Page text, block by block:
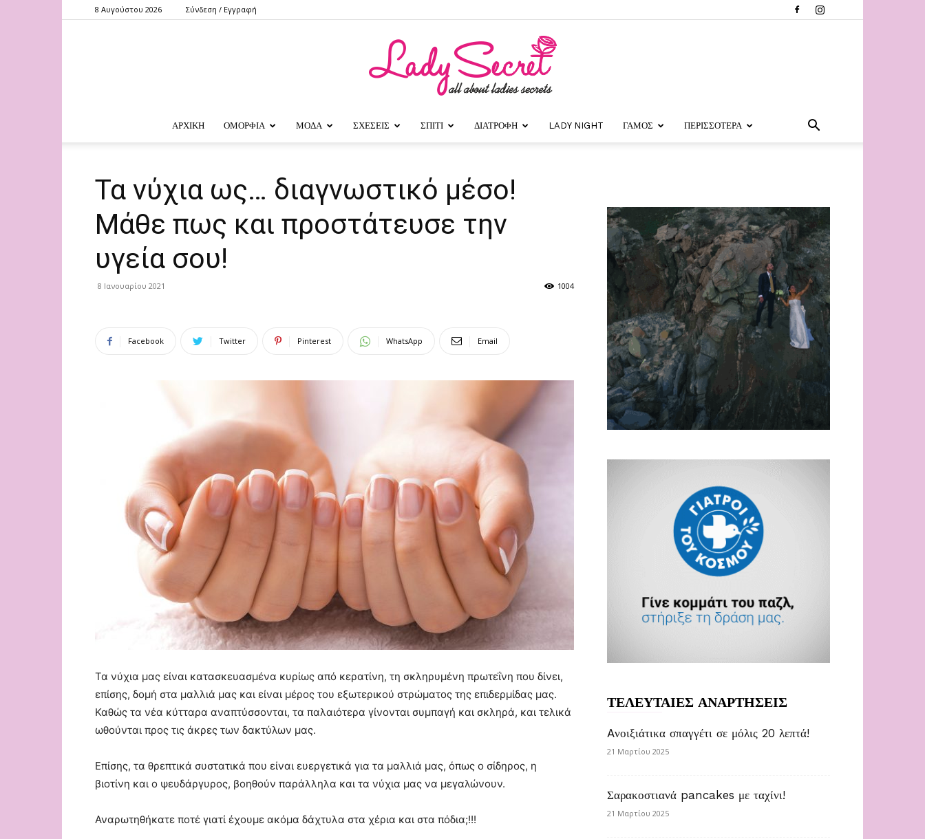
8 Αυγούστου 2026 Σύνδεση / Εγγραφή
Secret
ΑΡΧΙΚΗ ΟΜΟΡΦΙΑ ΜΟΔΑ ΣΧΕΣΕΙΣ ΣΠΙΤΙ ΔΙΑΤΡΟΦΗ LADY NIGHT ΓΑΜΟΣ ΠΕΡΙΣΣΟΤΕΡΑ
Τα νύχια ως… διαγνωστικό μέσο!
Μάθε πως και προστάτευσε την
υγεία σου!
8 Ιανουαρίου 2021 1004
Facebook Twitter Pinterest WhatsApp Email
Τα νύχια μας είναι κατασκευασμένα κυρίως από κερατίνη, τη σκληρυμένη πρωτεΐνη που δίνει,
επίσης, δομή στα μαλλιά μας και είναι μέρος του εξωτερικού στρώματος της επιδερμίδας μας.
Καθώς τα νέα κύτταρα αναπτύσσονται, τα παλαιότερα γίνονται συμπαγή και σκληρά, και τελικά
ωθούνται προς τις άκρες των δακτύλων μας.
Επίσης, τα θρεπτικά συστατικά που είναι ευεργετικά για τα μαλλιά μας, όπως ο σίδηρος, η
βιοτίνη και ο ψευδάργυρος, βοηθούν παράλληλα και τα νύχια μας να μεγαλώνουν.
Αναρωτηθήκατε ποτέ γιατί έχουμε ακόμα δάχτυλα στα χέρια και στα πόδια;!!!
ΤΕΛΕΥΤΑΙΕΣ ΑΝΑΡΤΗΣΕΙΣ
Aνοιξιάτικα σπαγγέτι σε μόλις 20 λεπτά!
21 Μαρτίου 2025
Σαρακοστιανά pancakes με ταχίνι!
21 Μαρτίου 2025